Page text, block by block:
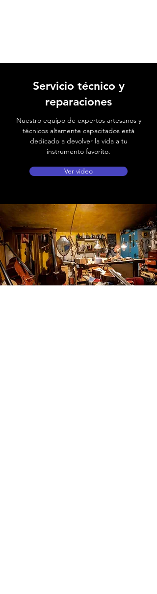
Servicio técnico y
reparaciones
Nuestro equipo de expertos artesanos y
técnicos altamente capacitados está
dedicado a devolver la vida a tu
instrumento favorito.
Ver video